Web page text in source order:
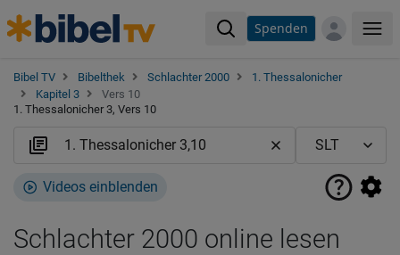
Spenden
Bibel TV Bibelthek Schlachter 2000
1. Thessalonicher
Kapitel 3
Vers 10
1. Thessalonicher 3, Vers 10
Videos einblenden
Schlachter 2000 online lesen